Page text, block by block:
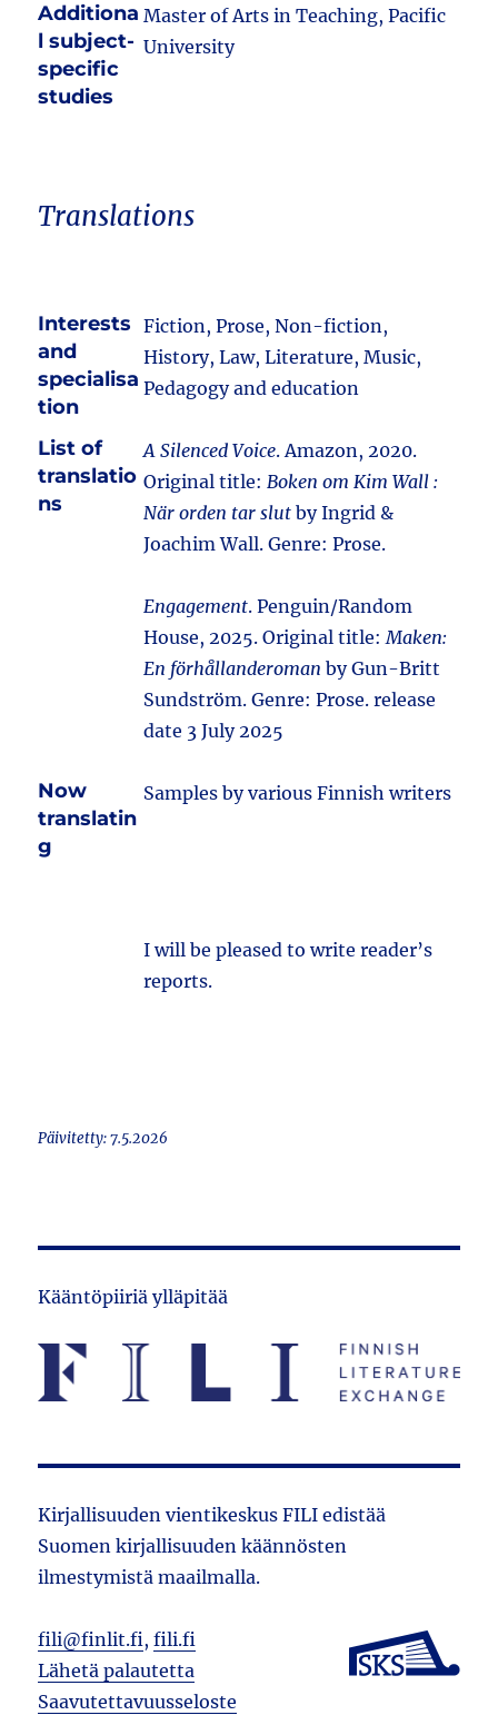
Additiona
l subject-
specific
studies
Master of Arts in Teaching, Pacific
University
Translations
Interests
and
specialisa
tion
Fiction, Prose, Non-fiction,
History, Law, Literature, Music,
Pedagogy and education
List of
translatio
ns
A Silenced Voice. Amazon, 2020.
Original title:Boken om Kim Wall :
När orden tar slut by Ingrid &
Joachim Wall. Genre: Prose.
Engagement. Penguin/Random
House, 2025. Original title:Maken:
En förhållanderoman by Gun-Britt
Sundström. Genre: Prose. release
date 3 July 2025
Now
translatin
g
Samples by various Finnish writers
I will be pleased to write reader’s
reports.
Päivitetty: 7.5.2026
Kääntöpiiriä ylläpitää
Kirjallisuuden vientikeskus FILI edistää
Suomen kirjallisuuden käännösten
ilmestymistä maailmalla.
fili@finlit.fi,fili.fi
Lähetä palautetta
Saavutettavuusseloste